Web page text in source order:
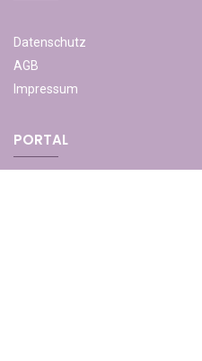
Datenschutz
AGB
Impressum
PORTAL